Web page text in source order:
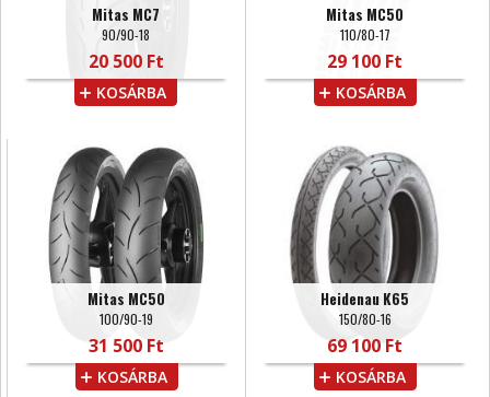
Mitas MC7
90/90-18
20 500 Ft
KOSÁRBA
Mitas MC50
110/80-17
29 100 Ft
KOSÁRBA
Mitas MC50
100/90-19
31 500 Ft
KOSÁRBA
Heidenau K65
150/80-16
69 100 Ft
KOSÁRBA